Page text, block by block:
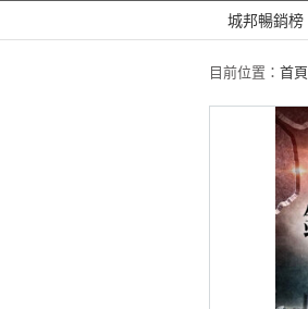
城邦暢銷榜
目前位置： 首頁